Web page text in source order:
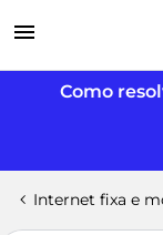
Como
Internet fixa e